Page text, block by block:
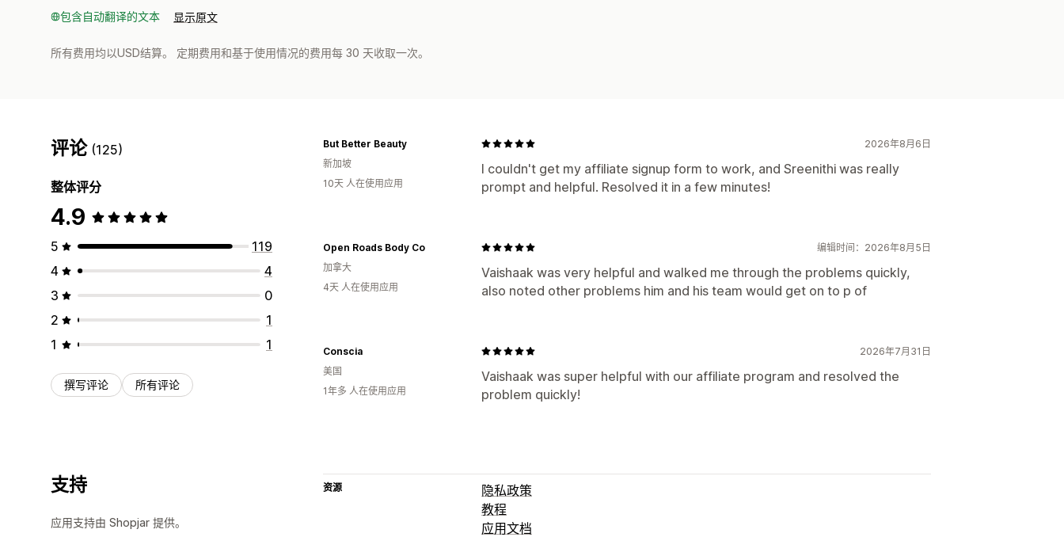
包含自动翻译的文本 显示原文
所有费用均以USD结算。 定期费用和基于使用情况的费用每 30 天收取一次。
评论 (125)
整体评分
4.9
5
119
4
4
3
0
2
1
1
1
撰写评论 所有评论
2026年8月6日
I couldn't get my affiliate signup form to work, and Sreenithi was really
prompt and helpful. Resolved it in a few minutes!
But Better Beauty
新加坡
10天 人在使用应用
编辑时间：2026年8月5日
Vaishaak was very helpful and walked me through the problems quickly,
also noted other problems him and his team would get on to p of
Open Roads Body Co
加拿大
4天 人在使用应用
2026年7月31日
Vaishaak was super helpful with our affiliate program and resolved the
problem quickly!
Conscia
美国
1年多 人在使用应用
支持
应用支持由 Shopjar 提供。
资源
隐私政策
教程
应用文档